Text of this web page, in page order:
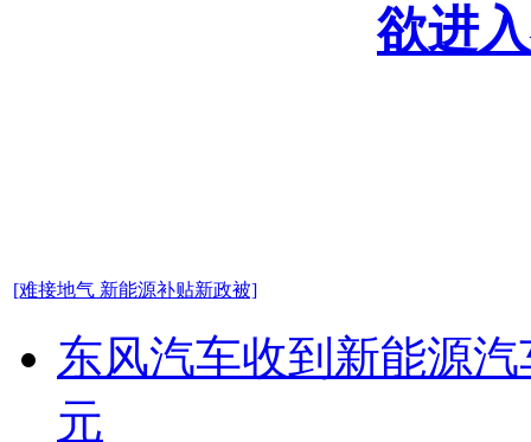
欲进
[难接地气 新能源补贴新政被]
东风汽车收到新能源
元